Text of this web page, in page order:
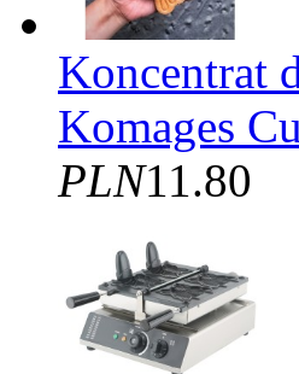
Koncentrat
Komages
PLN11.80